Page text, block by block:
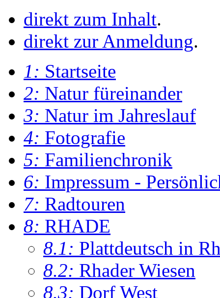
direkt zum Inhalt.
direkt zur Anmeldung.
1: Startseite
2: Natur füreinander
3: Natur im Jahreslauf
4: Fotografie
5: Familienchronik
6: Impressum -
7: Radtouren
8: RHADE
8.1: Plattdeutsch in
8.2: Rhader Wiesen
8.3: Dorf West